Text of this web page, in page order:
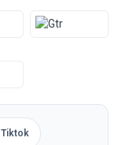
Tiktok